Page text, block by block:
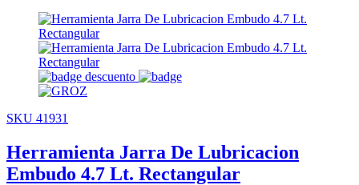
SKU 41931
Herramienta Jarra De Lubricacion
Embudo 4.7 Lt. Rectangular